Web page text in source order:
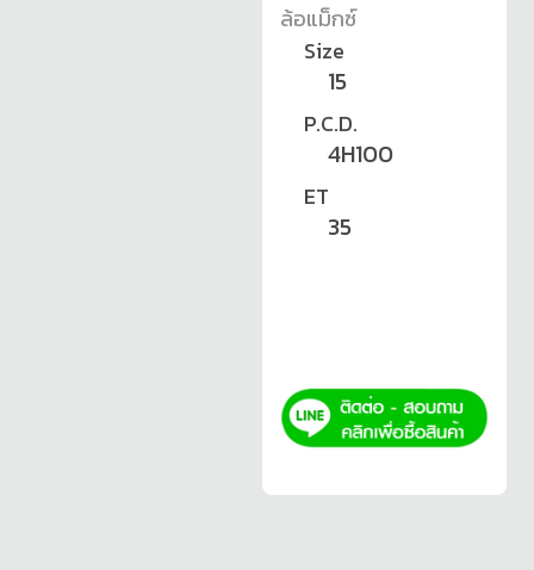
ล้อแม็กซ์
Size
15
P.C.D.
4H100
ET
35